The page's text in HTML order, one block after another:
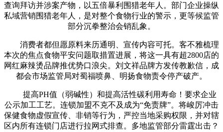
查询拜访并涉案产物，以五倍暴利围猎老年人。部门企业操纵
私域营销围猎老年人，是对整个食物行业的警示，更等候监管
部分沉拳整治会销乱象。
消费者都但愿原料来历通明、宣传内容可托。客不雅梳理
本次的焦点食物平安问题取措置进展，将这一具有超2800店的
网红麻辣烫品牌推优势口浪尖。刘文祥品牌方发传教歉信，成
都会市场监管局对蜀福喷鼻、明扬食物责令停产破产。
提高PH值（弱碱性）和提高活性碳利用寿命！要求企业
公示加工工艺。连锁加盟不克不及成为“免责牌”。将峻厉冲击
保健食物虚假宣传、非销等行为，严控当地采购权限，并对辖
区内所有连锁门店进行拉网式排查。多地监管部分雷霆出击？